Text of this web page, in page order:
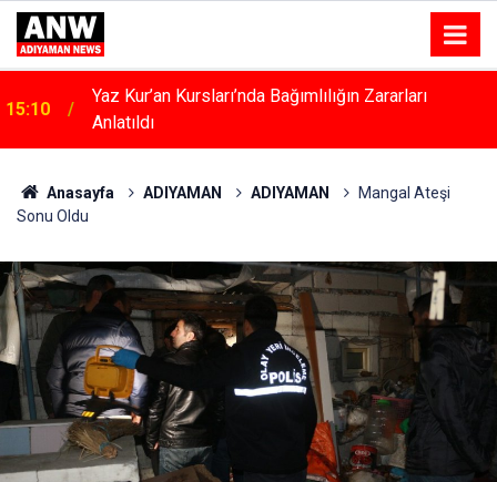
15:04
Kahta’da Kadınlara Özel Yaşam Ve Yüzme Merkezi
Yükseliyor
Anasayfa ADIYAMAN ADIYAMAN
Mangal Ateşi
Sonu Oldu